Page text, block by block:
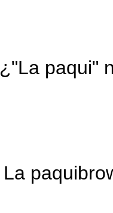
¿"La paqui"
La